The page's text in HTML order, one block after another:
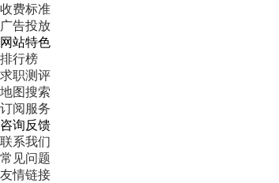
收费标准
广告投放
网站特色
排行榜
求职测评
地图搜索
订阅服务
咨询反馈
联系我们
常见问题
友情链接